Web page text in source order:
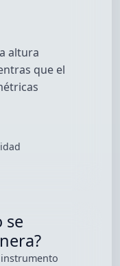
altura
que el
se